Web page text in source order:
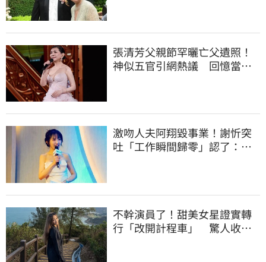
張清芳父親節罕曬亡父遺照！
神似五官引網熱議 回憶當年
激吻人夫阿翔毀事業！謝忻突
吐「工作瞬間歸零」認了：咎
不幹演員了！甜美女星證實轉
行「改開計程車」 驚人收入